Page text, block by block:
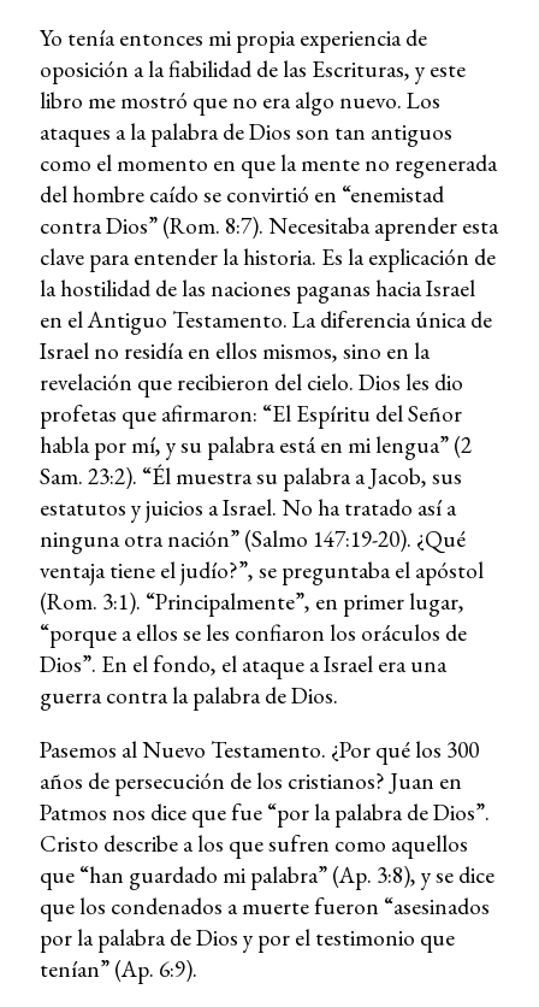
Yo tenía entonces mi propia experiencia de
oposición a la fiabilidad de las Escrituras, y este
libro me mostró que no era algo nuevo. Los
ataques a la palabra de Dios son tan antiguos
como el momento en que la mente no regenerada
del hombre caído se convirtió en “enemistad
contra Dios” (Rom. 8:7). Necesitaba aprender esta
clave para entender la historia. Es la explicación de
la hostilidad de las naciones paganas hacia Israel
en el Antiguo Testamento. La diferencia única de
Israel no residía en ellos mismos, sino en la
revelación que recibieron del cielo. Dios les dio
profetas que afirmaron: “El Espíritu del Señor
habla por mí, y su palabra está en mi lengua” (2
Sam. 23:2). “Él muestra su palabra a Jacob, sus
estatutos y juicios a Israel. No ha tratado así a
ninguna otra nación” (Salmo 147:19-20). ¿Qué
ventaja tiene el judío?”, se preguntaba el apóstol
(Rom. 3:1). “Principalmente”, en primer lugar,
“porque a ellos se les confiaron los oráculos de
Dios”. En el fondo, el ataque a Israel era una
guerra contra la palabra de Dios.
Pasemos al Nuevo Testamento. ¿Por qué los 300
años de persecución de los cristianos? Juan en
Patmos nos dice que fue “por la palabra de Dios”.
Cristo describe a los que sufren como aquellos
que “han guardado mi palabra” (Ap. 3:8), y se dice
que los condenados a muerte fueron “asesinados
por la palabra de Dios y por el testimonio que
tenían” (Ap. 6:9).